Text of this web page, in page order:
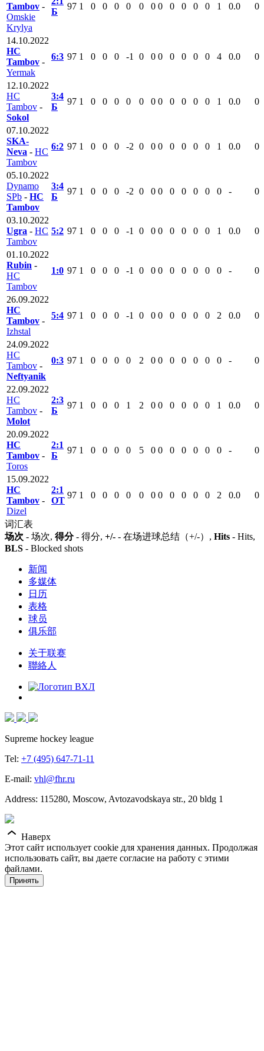
Tambov -
Omskie
Krylya
Б
97 1 0 0 0 0 0 0 0 0 0 0 0 1 0.0 0
14.10.2022
HC
Tambov -
Yermak
6:3 97 1 0 0 0 -1 0 0 0 0 0 0 0 4 0.0 0
12.10.2022
HC
Tambov -
Sokol
3:4
Б
97 1 0 0 0 0 0 0 0 0 0 0 0 1 0.0 0
07.10.2022
SKA-
Neva - HC
Tambov
6:2 97 1 0 0 0 -2 0 0 0 0 0 0 0 1 0.0 0
05.10.2022
Dynamo
SPb - HC
Tambov
3:4
Б
97 1 0 0 0 -2 0 0 0 0 0 0 0 0 - 0
03.10.2022
Ugra - HC
Tambov
5:2 97 1 0 0 0 -1 0 0 0 0 0 0 0 1 0.0 0
01.10.2022
Rubin -
HC
Tambov
1:0 97 1 0 0 0 -1 0 0 0 0 0 0 0 0 - 0
26.09.2022
HC
Tambov -
Izhstal
5:4 97 1 0 0 0 -1 0 0 0 0 0 0 0 2 0.0 0
24.09.2022
HC
Tambov -
Neftyanik
0:3 97 1 0 0 0 0 2 0 0 0 0 0 0 0 - 0
22.09.2022
HC
Tambov -
Molot
2:3
Б
97 1 0 0 0 1 2 0 0 0 0 0 0 1 0.0 0
20.09.2022
HC
Tambov -
Toros
2:1
Б
97 1 0 0 0 0 5 0 0 0 0 0 0 0 - 0
15.09.2022
HC
Tambov -
Dizel
2:1
ОТ
97 1 0 0 0 0 0 0 0 0 0 0 0 2 0.0 0
词汇表
场次 - 场次, 得分- 得分, +/- - 在场进球总结（+/-）, Hits - Hits,
BLS - Blocked shots
新闻
多媒体
日历
表格
球员
俱乐部
关于联赛
聯絡人
Supreme hockey league
Tel: +7 (495) 647-71-11
E-mail: vhl@fhr.ru
Address: 115280, Moscow, Avtozavodskaya str., 20 bldg 1
Наверх
Этот сайт использует cookie для хранения данных. Продолжая
использовать сайт, вы даете согласие на работу с этими
файлами.
Принять